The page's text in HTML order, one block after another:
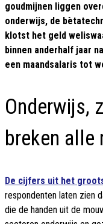
goudmijnen liggen
onderwijs, de
klotst het geld
binnen anderhalf jaar
een maandsalaris tot
Onderwijs,
breken alle
De cijfers uit het
respondenten laten zien
die de handen uit de